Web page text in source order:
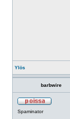
Ylös
barbwire
Spaminator